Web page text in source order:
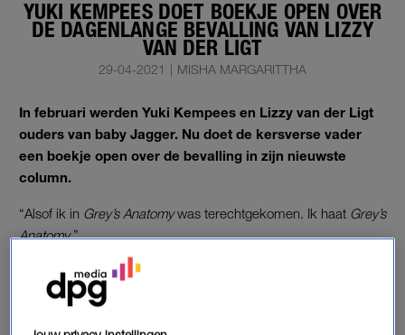
YUKI KEMPEES DOET BOEKJE OPEN OVER
DE DAGENLANGE BEVALLING VAN LIZZY
VAN DER LIGT
29-04-2021 | MISHA MARGARITTHA
In februari werden Yuki Kempees en Lizzy van der Ligt
ouders van baby Jagger. Nu doet de kersverse vader
een boekje open over de bevalling in zijn nieuwste
column.
“Alsof ik in Grey’s Anatomywas terechtgekomen. Ik haat Grey’s
Anatomy.”
BEVALLING